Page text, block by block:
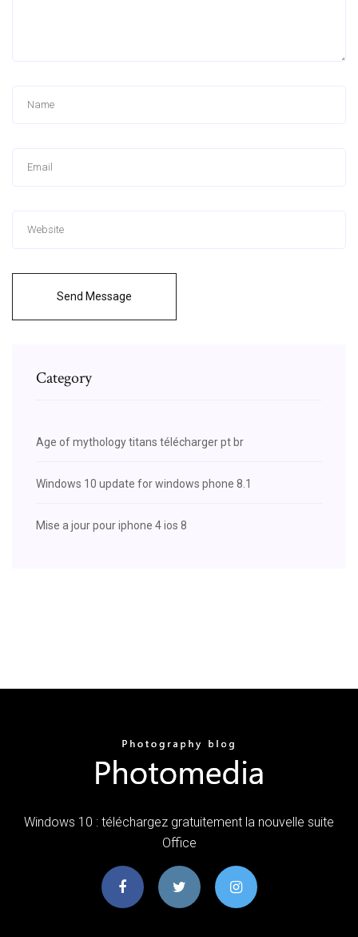
Send Message
Category
Age of mythology titans télécharger pt br
Windows 10 update for windows phone 8.1
Mise a jour pour iphone 4 ios 8
Windows 10 : téléchargez gratuitement la nouvelle suite
Office